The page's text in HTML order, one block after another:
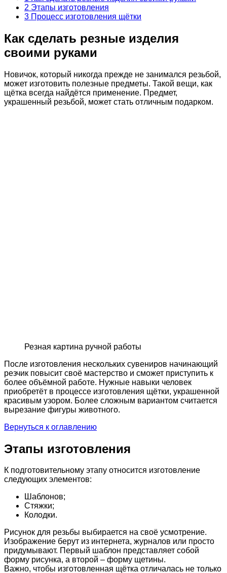
2 Этапы изготовления
3 Процесс изготовления щётки
Как сделать резные изделия
своими руками
Новичок, который никогда прежде не занимался резьбой,
может изготовить полезные предметы. Такой вещи, как
щётка всегда найдётся применение. Предмет,
украшенный резьбой, может стать отличным подарком.
Резная картина ручной работы
После изготовления нескольких сувениров начинающий
резчик повысит своё мастерство и сможет приступить к
более объёмной работе. Нужные навыки человек
приобретёт в процессе изготовления щётки, украшенной
красивым узором. Более сложным вариантом считается
вырезание фигуры животного.
Вернуться к оглавлению
Этапы изготовления
К подготовительному этапу относится изготовление
следующих элементов:
Шаблонов;
Стяжки;
Колодки.
Рисунок для резьбы выбирается на своё усмотрение.
Изображение берут из интернета, журналов или просто
придумывают. Первый шаблон представляет собой
форму рисунка, а второй – форму щетины.
Важно, чтобы изготовленная щётка отличалась не только